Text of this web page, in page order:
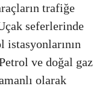
trafiğe
seferlerinde
ve doğal gaz
olarak